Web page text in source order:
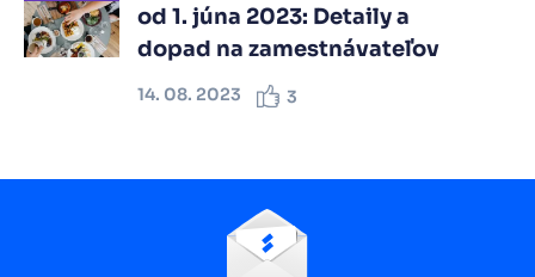
od 1. júna 2023: Detaily a
dopad na zamestnávateľov
14. 08. 2023 3